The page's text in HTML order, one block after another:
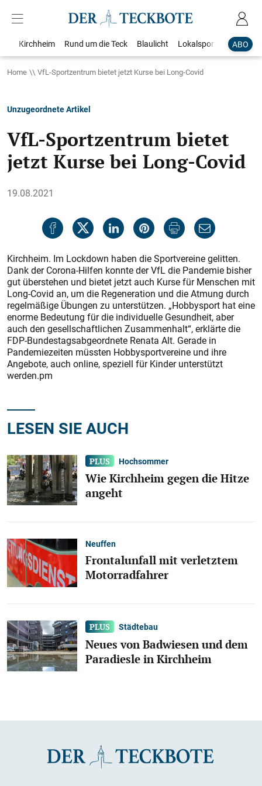
ABO
Kirchheim Rund um die Teck Blaulicht Lokalsport
Home VfL-Sportzentrum bietet jetzt Kurse bei Long-Covid
Unzugeordnete Artikel
VfL-Sportzentrum bietet
jetzt Kurse bei Long-Covid
19.08.2021
Kirchheim. Im Lockdown haben die Sportvereine gelitten.
Dank der Corona-Hilfen konnte der VfL die Pandemie bisher
gut überstehen und bietet jetzt auch Kurse für Menschen mit
Long-Covid an, um die Regeneration und die Atmung durch
regelmäßige Übungen zu unterstützen. „Hobbysport hat eine
enorme Bedeutung für die individuelle Gesundheit, aber
auch den gesellschaftlichen Zusammenhalt“, erklärte die
FDP-Bundestagsabgeordnete Renata Alt. Gerade in
Pandemiezeiten müssten Hobbysportvereine und ihre
Angebote, auch online, speziell für Kinder unterstützt
werden.pm
LESEN SIE AUCH
Hochsommer
Wie Kirchheim gegen die Hitze
angeht
Neuffen
Frontalunfall mit verletztem
Motorradfahrer
Städtebau
Neues von Badwiesen und dem
Paradiesle in Kirchheim